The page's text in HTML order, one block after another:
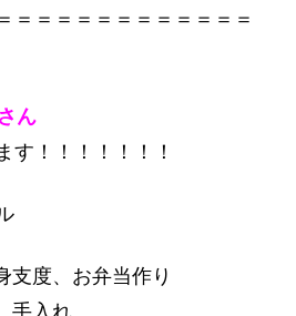
＝＝＝＝＝＝＝＝＝＝＝＝
ん
す！！！！！！！
支度、お弁当作り
手入れ